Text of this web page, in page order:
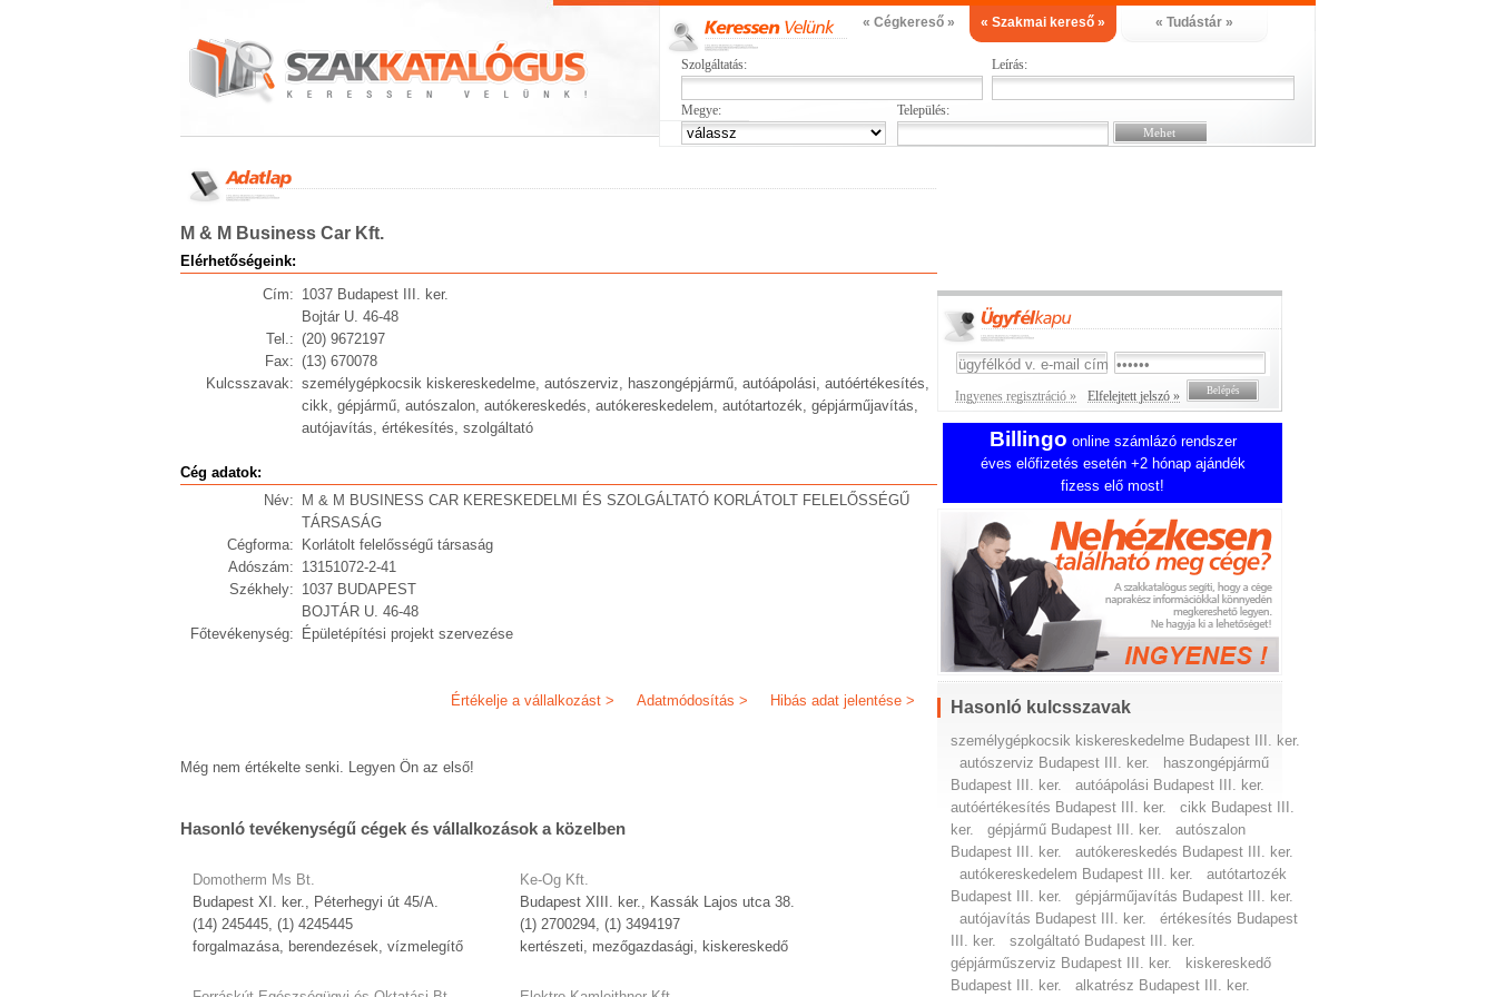
« Cégkereső » « Szakmai kereső » « Tudástár »
Szolgáltatás: Leírás:
Megye: Település:
M & M Business Car Kft.
Elérhetőségeink:
Cím: 1037 Budapest III. ker.
Bojtár U. 46-48
Tel.: (20) 9672197
Fax: (13) 670078
Kulcsszavak: személygépkocsik kiskereskedelme, autószerviz, haszongépjármű, autóápolási, autóértékesítés,
cikk, gépjármű, autószalon, autókereskedés, autókereskedelem, autótartozék, gépjárműjavítás,
autójavítás, értékesítés, szolgáltató
Cég adatok:
Név:
M & M BUSINESS CAR KERESKEDELMI ÉS SZOLGÁLTATÓ KORLÁTOLT FELELŐSSÉGŰ
TÁRSASÁG
Cégforma:
Korlátolt felelősségű társaság
Adószám: 13151072-2-41
Székhely: 1037 BUDAPEST
BOJTÁR U. 46-48
Főtevékenység:
Épületépítési projekt szervezése
Hibás adat jelentése >
Adatmódosítás >
Értékelje a vállalkozást >
Még nem értékelte senki. Legyen Ön az első!
Hasonló tevékenységű cégek és vállalkozások a közelben
Domotherm Ms Bt.
Budapest XI. ker., Péterhegyi út 45/A.
(14) 245445, (1) 4245445
forgalmazása, berendezések, vízmelegítő
Ke-Og Kft.
Budapest XIII. ker., Kassák Lajos utca 38.
(1) 2700294, (1) 3494197
kertészeti, mezőgazdasági, kiskereskedő
Ingyenes regisztráció » Elfelejtett jelszó »
Billingo online számlázó rendszer
éves előfizetés esetén +2 hónap ajándék
fizess elő most!
Hasonló kulcsszavak
személygépkocsik kiskereskedelme Budapest III. ker.
autószerviz Budapest III. ker.
haszongépjármű
Budapest III. ker.
autóápolási Budapest III. ker.
autóértékesítés Budapest III. ker.
cikk Budapest III.
ker.
gépjármű Budapest III. ker.
autószalon
Budapest III. ker.
autókereskedés Budapest III. ker.
autókereskedelem Budapest III. ker.
autótartozék
Budapest III. ker.
gépjárműjavítás Budapest III. ker.
autójavítás Budapest III. ker.
értékesítés Budapest
III. ker.
szolgáltató Budapest III. ker.
gépjárműszerviz Budapest III. ker.
kiskereskedő
Budapest III. ker.
alkatrész Budapest III. ker.